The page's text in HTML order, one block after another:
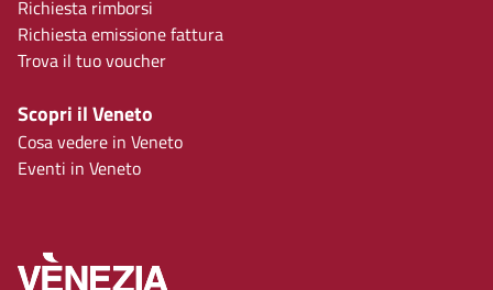
Richiesta rimborsi
Richiesta emissione fattura
Trova il tuo voucher
Scopri il Veneto
Cosa vedere in Veneto
Eventi in Veneto